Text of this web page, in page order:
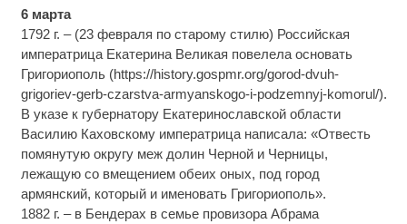
6 марта
1792 г. – (23 февраля по старому стилю) Российская
императрица Екатерина Великая повелела основать
Григориополь (https://history.gospmr.org/gorod-dvuh-
grigoriev-gerb-czarstva-armyanskogo-i-podzemnyj-komorul/).
В указе к губернатору Екатеринославской области
Василию Каховскому императрица написала: «Отвесть
помянутую округу меж долин Черной и Черницы,
лежащую со вмещением обеих оных, под город
армянский, который и именовать Григориополь».
1882 г. – в Бендерах в семье провизора Абрама